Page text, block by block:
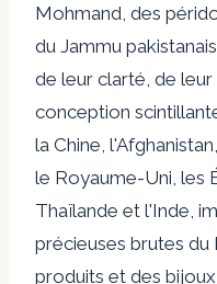
Mohmand, des
du Jammu
de leur clarté, de
conception
la Chine,
le Royaume-Uni, les
Thaïlande et l'Inde,
précieuses brutes
produits et des